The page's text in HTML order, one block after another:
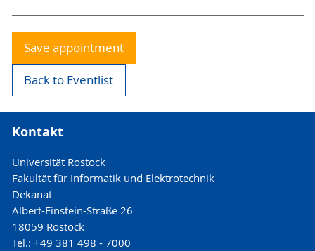
Save appointment
Back to Eventlist
Kontakt
Universität Rostock
Fakultät für Informatik und Elektrotechnik
Dekanat
Albert-Einstein-Straße 26
18059 Rostock
Tel.: +49 381 498 - 7000